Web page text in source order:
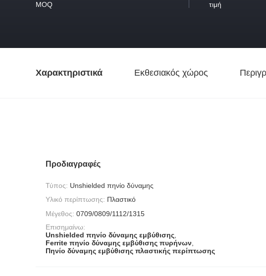
MOQ τιμή
Χαρακτηριστικά Εκθεσιακός χώρος
Προδιαγραφές
Τύπος: Unshielded πηνίο δύναμης
Υλικό περίπτωσης: Πλαστικό
Μέγεθος: 0709/0809/1112/1315
Επισημαίνω:
Unshielded πηνίο δύναμης εμβύθισης
Ferrite πηνίο δύναμης εμβύθισης πυρήνων
Πηνίο δύναμης εμβύθισης πλαστικής περίπτωσης